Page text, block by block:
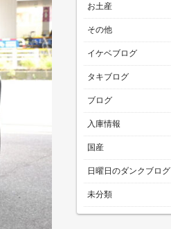
お土産
その他
イケベブログ
タキブログ
ブログ
入庫情報
国産
日曜日のダンクブログ
未分類